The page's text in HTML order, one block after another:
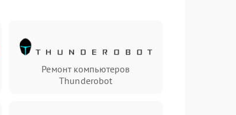
Ремонт компьютеров
Thunderobot